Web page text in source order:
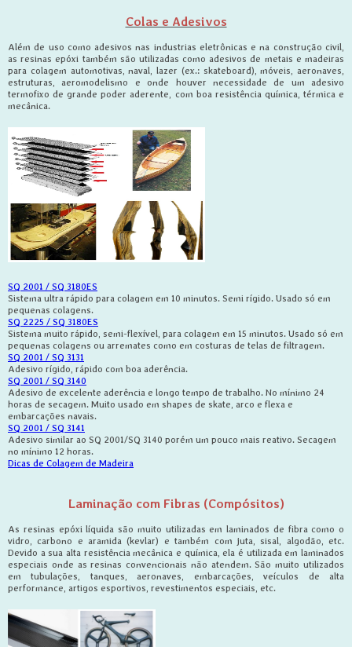
Colas e Adesivos
Além de uso como adesivos nas industrias eletrônicas e na construção civil,
as resinas epóxi também são utilizadas como adesivos de metais e madeiras
para colagem automotivas, naval, lazer (ex.: skateboard), móveis, aeronaves,
estruturas, aeromodelismo e onde houver necessidade de um adesivo
termofixo de grande poder aderente, com boa resistência química, térmica e
mecânica.
SQ 2001 / SQ 3180ES
Sistema ultra rápido para colagem em 10 minutos. Semi rígido. Usado só em
pequenas colagens.
SQ 2225 / SQ 3180ES
Sistema muito rápido, semi-flexível, para colagem em 15 minutos. Usado só em
pequenas colagens ou arremates como em costuras de telas de filtragem.
SQ 2001 / SQ 3131
Adesivo rígido, rápido com boa aderência.
SQ 2001 / SQ 3140
Adesivo de excelente aderência e longo tempo de trabalho. No mínimo 24
horas de secagem. Muito usado em shapes de skate, arco e flexa e
embarcações navais.
SQ 2001 / SQ 3141
Adesivo similar ao SQ 2001/SQ 3140 porém um pouco mais reativo. Secagem
no mínimo 12 horas.
Dicas de Colagem de Madeira
Laminação com Fibras (Compósitos)
As resinas epóxi líquida são muito utilizadas em laminados de fibra como o
vidro, carbono e aramida (kevlar) e também com juta, sisal, algodão, etc.
Devido a sua alta resistência mecânica e química, ela é utilizada em laminados
especiais onde as resinas convencionais não atendem. São muito utilizados
em tubulações, tanques, aeronaves, embarcações, veículos de alta
performance, artigos esportivos, revestimentos especiais, etc.